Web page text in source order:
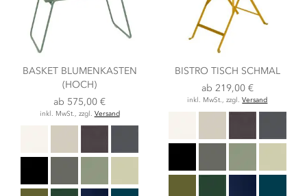
BASKET BLUMENKASTEN
(HOCH)
ab 575,00 €
inkl. MwSt., zzgl. Versand
BISTRO TISCH SCHMAL
ab 219,00 €
inkl. MwSt., zzgl.Versand